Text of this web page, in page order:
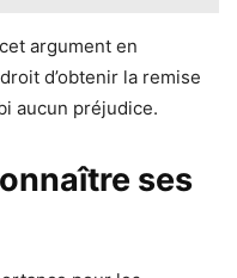
argument en
d’obtenir la remise
aucun préjudice.
ses